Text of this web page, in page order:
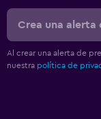
Crea una alerta
Al crear una alerta de
nuestra política de